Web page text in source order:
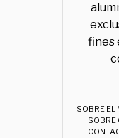
fines
SOBRE EL
SOBRE